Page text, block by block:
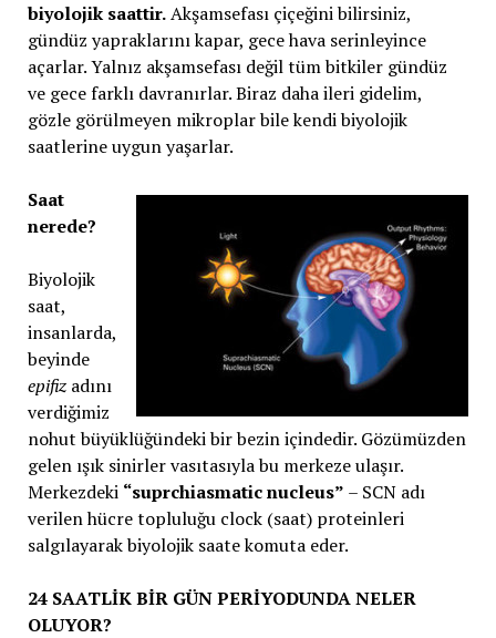
biyolojik saattir.Akşamsefası çiçeğini bilirsiniz,
gündüz yapraklarını kapar, gece hava serinleyince
açarlar. Yalnız akşamsefası değil tüm bitkiler gündüz
ve gece farklı davranırlar. Biraz daha ileri gidelim,
gözle görülmeyen mikroplar bile kendi biyolojik
saatlerine uygun yaşarlar.
Saat
nerede?
Biyolojik
saat,
insanlarda,
beyinde
epifizadını
verdiğimiz
nohut büyüklüğündeki bir bezin içindedir. Gözümüzden
gelen ışık sinirler vasıtasıyla bu merkeze ulaşır.
Merkezdeki “suprchiasmatic nucleus” – SCN adı
verilen hücre topluluğu clock (saat) proteinleri
salgılayarak biyolojik saate komuta eder.
24 SAATLİK BİR GÜN PERİYODUNDA NELER
OLUYOR?